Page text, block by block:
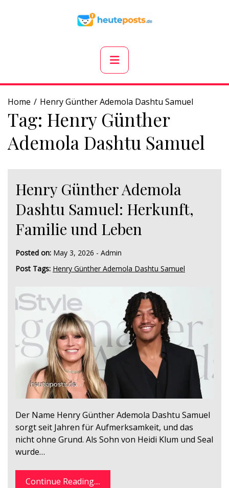
Primary
Menu
Home Henry Günther Ademola Dashtu Samuel
Tag: Henry Günther
Ademola Dashtu Samuel
Henry Günther Ademola
Dashtu Samuel: Herkunft,
Familie und Leben
Posted on: May 3, 2026 - Admin
Post Tags: Henry Günther Ademola Dashtu Samuel
Der Name Henry Günther Ademola Dashtu Samuel
sorgt seit Jahren für Aufmerksamkeit, und das
nicht ohne Grund. Als Sohn von Heidi Klum und Seal
wurde…
Continue Reading....